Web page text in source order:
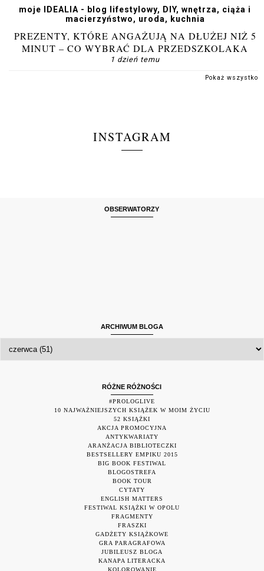
moje IDEALIA - blog lifestylowy, DIY, wnętrza, ciąża i
macierzyństwo, uroda, kuchnia
PREZENTY, KTÓRE ANGAŻUJĄ NA DŁUŻEJ NIŻ 5
MINUT – CO WYBRAĆ DLA PRZEDSZKOLAKA
1 dzień temu
Pokaż wszystko
INSTAGRAM
OBSERWATORZY
ARCHIWUM BLOGA
RÓŻNE RÓŻNOŚCI
#PROLOGLIVE
10 NAJWAŻNIEJSZYCH KSIĄŻEK W MOIM ŻYCIU
52 KSIĄŻKI
AKCJA PROMOCYJNA
ANTYKWARIATY
ARANŻACJA BIBLIOTECZKI
BESTSELLERY EMPIKU 2015
BIG BOOK FESTIWAL
BLOGOSTREFA
BOOK TOUR
CYTATY
ENGLISH MATTERS
FESTIWAL KSIĄŻKI W OPOLU
FRAGMENTY
FRASZKI
GADŻETY KSIĄŻKOWE
GRA PARAGRAFOWA
JUBILEUSZ BLOGA
KANAPA LITERACKA
KOLOROWANIE